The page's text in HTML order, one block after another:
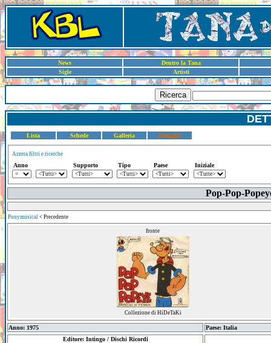
News
Dentro la Tana
Sigle
Artisti
Ricerca
Lista Schede Galleria Dettaglio
Azzera filtri e ricerche
Anno Supporto Tipo Paese Iniziale
Pop-Pop-
Ponymusical < Precedente
fronte
Collezione di HiDeTaKi
Anno: 1975
Paese: Italia
Editore: Intingo / Dischi Ricordi